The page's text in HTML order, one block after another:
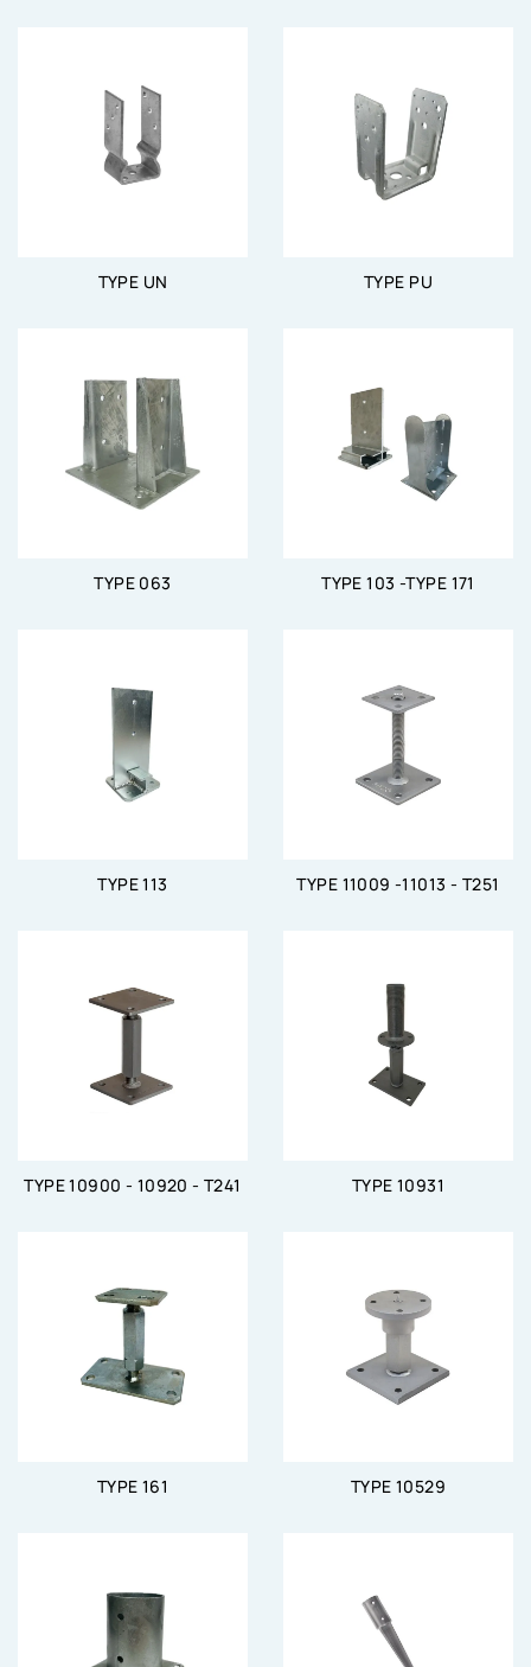
TYPE UN TYPE PU
TYPE 063 TYPE 103 -TYPE 171
TYPE 113 TYPE 11009 -11013 - T251
TYPE 10900 - 10920 - T241 TYPE 10931
TYPE 161 TYPE 10529